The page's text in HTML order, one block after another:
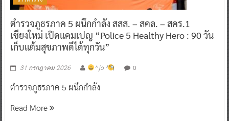
ตำรวจภูธรภาค 5 ผนึกกำลัง สสส. – สคล. – สคร.1
เชียงใหม่ เปิดแคมเปญ “Police 5 Healthy Hero : 90 วัน
เก็บแต้มสุขภาพดีได้ทุกวัน”
31 กรกฎาคม 2026 ^ jo ^ 0
ตำรวจภูธรภาค 5 ผนึกกำลัง
Read More